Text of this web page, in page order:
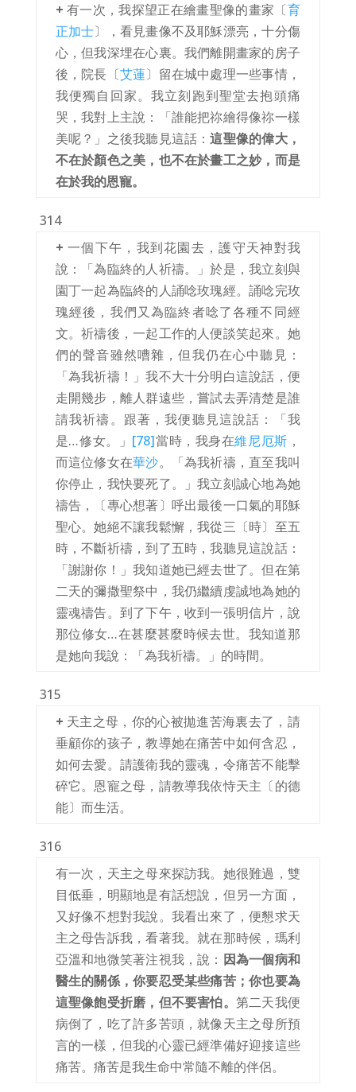
+ 有一次，我探望正在繪畫聖像的畫家〔育
正加士〕，看見畫像不及耶穌漂亮，十分傷
心，但我深埋在心裏。我們離開畫家的房子
後，院長〔艾蓮〕留在城中處理一些事情，
我便獨自回家。我立刻跑到聖堂去抱頭痛
哭，我對上主說：「誰能把祢繪得像祢一樣
美呢？」之後我聽見這話：這聖像的偉大，
不在於顏色之美，也不在於畫工之妙，而是
在於我的恩寵。
314
+ 一個下午，我到花園去，護守天神對我
說：「為臨終的人祈禱。」於是，我立刻與
園丁一起為臨終的人誦唸玫瑰經。誦唸完玫
瑰經後，我們又為臨終者唸了各種不同經
文。祈禱後，一起工作的人便談笑起來。她
們的聲音雖然嘈雜，但我仍在心中聽見：
「為我祈禱！」我不大十分明白這說話，便
走開幾步，離人群遠些，嘗試去弄清楚是誰
請我祈禱。跟著，我便聽見這說話：「我
是…修女。」 [78]當時，我身在維尼厄斯 ，
而這位修女在華沙。「為我祈禱，直至我叫
你停止，我快要死了。」我立刻誠心地為她
禱告，〔專心想著〕呼出最後一口氣的耶穌
聖心。她絕不讓我鬆懈，我從三〔時〕至五
時，不斷祈禱，到了五時，我聽見這說話：
「謝謝你！」我知道她已經去世了。但在第
二天的彌撒聖祭中，我仍繼續虔誠地為她的
靈魂禱告。到了下午，收到一張明信片，說
那位修女…在甚麼甚麼時候去世。我知道那
是她向我說：「為我祈禱。」的時間。
315
+ 天主之母，你的心被拋進苦海裏去了，請
垂顧你的孩子，教導她在痛苦中如何含忍，
如何去愛。請護衛我的靈魂，令痛苦不能擊
碎它。恩寵之母，請教導我依恃天主〔的德
能〕而生活。
316
有一次，天主之母來探訪我。她很難過，雙
目低垂，明顯地是有話想說，但另一方面，
又好像不想對我說。我看出來了，便懇求天
主之母告訴我，看著我。就在那時候，瑪利
亞溫和地微笑著注視我，說： 因為一個病和
醫生的關係，你要忍受某些痛苦；你也要為
這聖像飽受折磨，但不要害怕。 第二天我便
病倒了，吃了許多苦頭，就像天主之母所預
言的一樣，但我的心靈已經準備好迎接這些
痛苦。痛苦是我生命中常隨不離的伴侶。